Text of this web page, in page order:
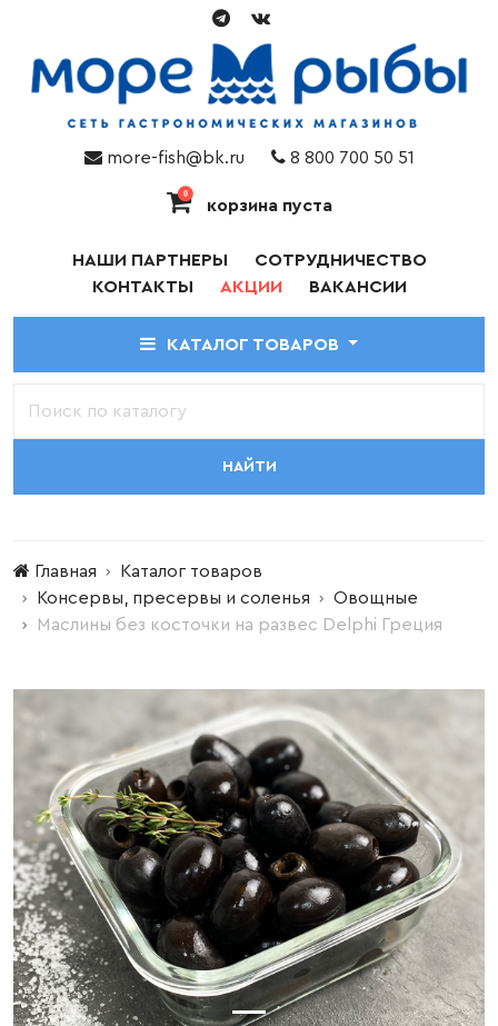
more-fish@bk.ru 8 800 700 50 51
0
корзина пуста
НАШИ ПАРТНЕРЫ
СОТРУДНИЧЕСТВО
КОНТАКТЫ
АКЦИИ ВАКАНСИИ
КАТАЛОГ ТОВАРОВ
НАЙТИ
Главная
Каталог товаров
Консервы, пресервы и соленья
Овощные
Маслины без косточки на развес Delphi Греция